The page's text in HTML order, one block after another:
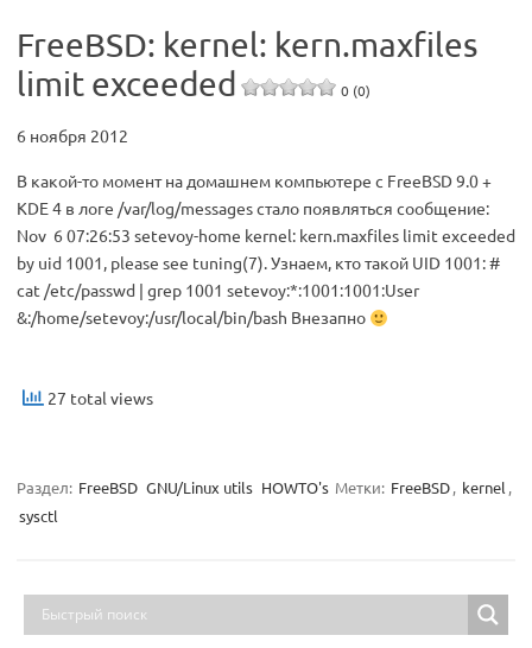
FreeBSD: kernel: kern.maxfiles
limit exceeded
0 (0)
6 ноября 2012
В какой-то момент на домашнем компьютере с FreeBSD 9.0 +
KDE 4 в логе /var/log/messages стало появляться сообщение:
Nov 6 07:26:53 setevoy-home kernel: kern.maxfiles limit exceeded
by uid 1001, please see tuning(7). Узнаем, кто такой UID 1001: #
cat /etc/passwd | grep 1001 setevoy:*:1001:1001:User
&:/home/setevoy:/usr/local/bin/bash Внезапно
27 total views
Раздел: FreeBSD GNU/Linux utils HOWTO's Метки: FreeBSD, kernel ,
sysctl